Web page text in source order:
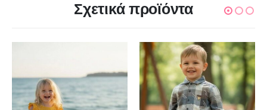
Σχετικά προϊόντα